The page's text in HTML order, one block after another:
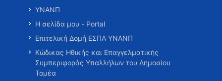
ΥΝΑΝΠ
Η σελίδα μου - Portal
Επιτελική Δομή ΕΣΠΑ ΥΝΑΝΠ
Κώδικας Ηθικής και Επαγγελματικής
Συμπεριφοράς Υπαλλήλων του Δημοσίου
Τομέα